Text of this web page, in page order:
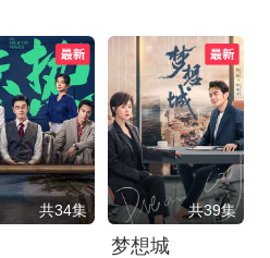
共34集 共39集
梦想城